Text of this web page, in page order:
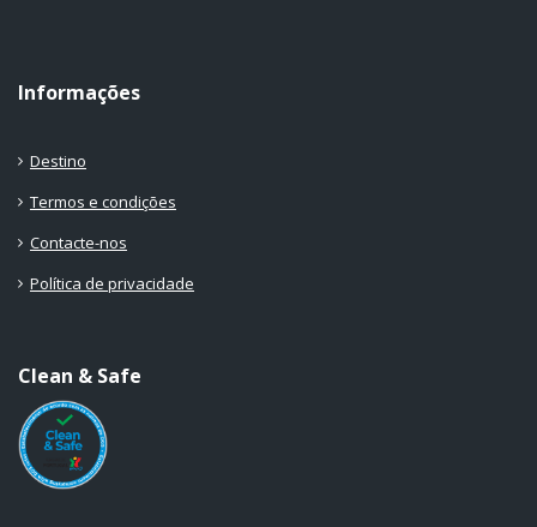
Informações
Destino
Termos e condições
Contacte-nos
Política de privacidade
Clean & Safe